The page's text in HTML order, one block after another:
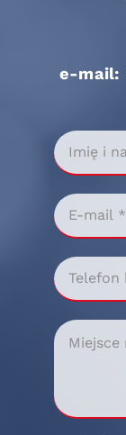
e-mail: